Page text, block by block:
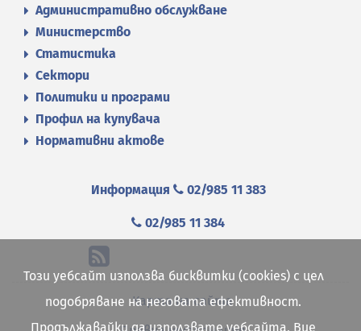
Административно обслужване
Министерство
Статистика
Сектори
Политики и програми
Профил на купувача
Нормативни актове
Информация 02/985 11 383
02/985 11 384
Карта на сайта
Този уебсайт използва бисквитки (cookies) с цел
подобряване на неговата ефективност.
Продължавайки да използвате уебсайта, Вие